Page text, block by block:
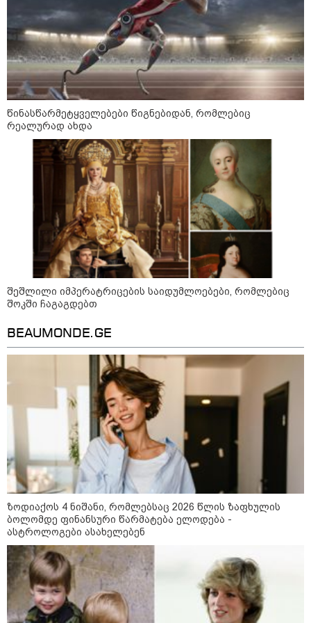
დადგომამდე
ფული ამ ზოდიაქოს ნიშნების
ხელში აღმოჩნდება: ვინ
გამდიდრდება?
როგორ ჩავიცვათ 40 წლის
შემდეგ: მილიონერების
სტილისტის 8 ოქროს წესი და
აუცილებელი სამოსი
მსოფლიო
09:52 / 07-08-2026
"რაკეტები ჩვენც გვჭირდება" - დონალდ
ტრამპი უკრაინისთვის Patriot-ის
რაკეტების გაგზავნაზე
წინასწარმეტყველებები წიგნებიდან, რომლებიც
რეალურად ახდა
შეშლილი იმპერატრიცების საიდუმლოებები, რომლებიც
შოკში ჩაგაგდებთ
BEAUMONDE.GE
ზოდიაქოს 4 ნიშანი, რომლებსაც 2026 წლის ზაფხულის
ბოლომდე ფინანსური წარმატება ელოდება -
ასტროლოგები ასახელებენ